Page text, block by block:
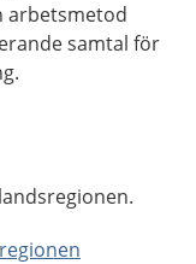
arbetsmetod
samtal för